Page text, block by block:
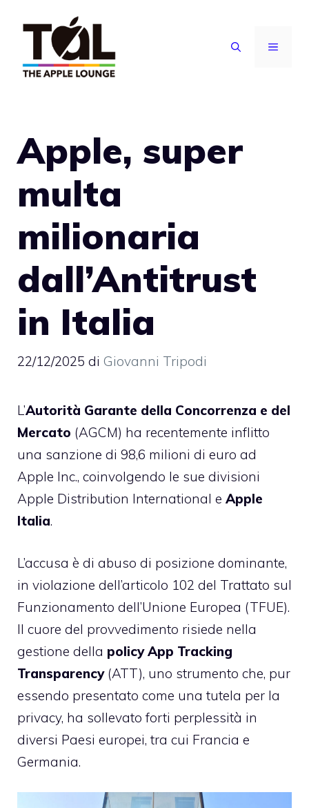
contenuto
MENU
Apple, super
multa
milionaria
dall’Antitrust
in Italia
22/12/2025 di Giovanni Tripodi
L’Autorità Garante della Concorrenza e del
Mercato (AGCM) ha recentemente inflitto
una sanzione di 98,6 milioni di euro ad
Apple Inc., coinvolgendo le sue divisioni
Apple Distribution International e Apple
Italia.
L’accusa è di abuso di posizione dominante,
in violazione dell’articolo 102 del Trattato sul
Funzionamento dell’Unione Europea (TFUE).
Il cuore del provvedimento risiede nella
gestione della policy App Tracking
Transparency(ATT), uno strumento che, pur
essendo presentato come una tutela per la
privacy, ha sollevato forti perplessità in
diversi Paesi europei, tra cui Francia e
Germania.